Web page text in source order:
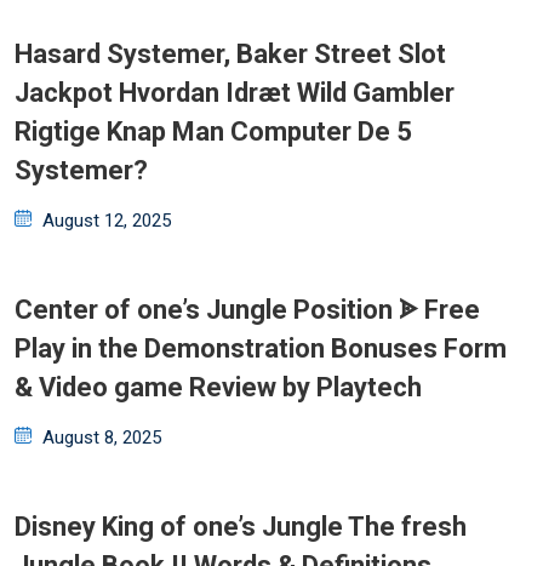
Hasard Systemer, Baker Street Slot
Jackpot Hvordan Idræt Wild Gambler
Rigtige Knap Man Computer De 5
Systemer?
Posted
August 12, 2025
Center of one’s Jungle Position ᗎ Free
Play in the Demonstration Bonuses Form
& Video game Review by Playtech
Posted
August 8, 2025
Disney King of one’s Jungle The fresh